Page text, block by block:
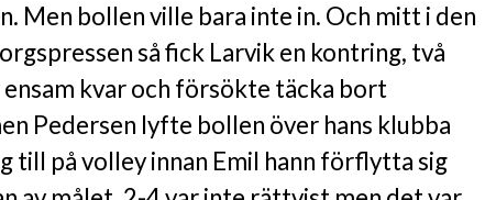
Men bollen ville bara inte in. Och mitt i den
så fick Larvik en kontring, två
kvar och försökte täcka bort
Pedersen lyfte bollen över hans klubba
till på volley innan Emil hann förflytta sig